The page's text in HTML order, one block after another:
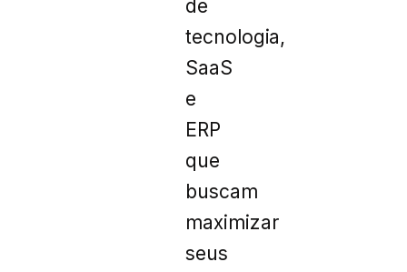
de
tecnologia,
SaaS
e
ERP
que
buscam
maximizar
seus